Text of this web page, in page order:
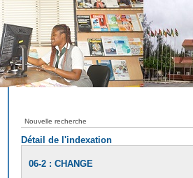
Nouvelle recherche
Détail de l'indexation
06-2 : CHANGE